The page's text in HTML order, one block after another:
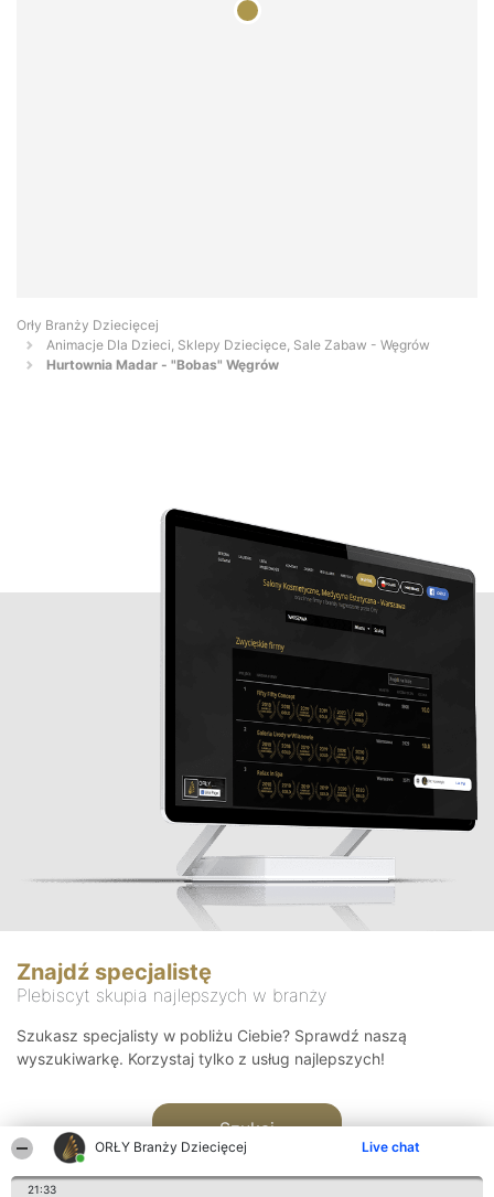
ORŁY Branży Dziecięcej Live chat
21:33
Orły Branży Dziecięcej
Animacje Dla Dzieci, Sklepy Dziecięce, Sale Zabaw - Węgrów
Hurtownia Madar - "Bobas" Węgrów
Znajdź specjalistę
Plebiscyt skupia najlepszych w branży
Szukasz specjalisty w pobliżu Ciebie? Sprawdź naszą
wyszukiwarkę. Korzystaj tylko z usług najlepszych!
Szukaj